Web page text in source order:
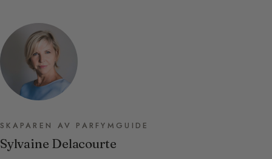
SKAPAREN AV PARFYMGUIDE
Sylvaine Delacourte